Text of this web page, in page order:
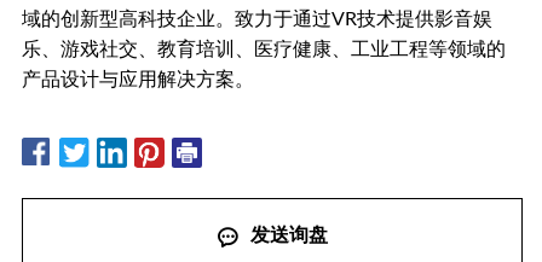
域的创新型高科技企业。致力于通过VR技术提供影音娱
乐、游戏社交、教育培训、医疗健康、工业工程等领域的
产品设计与应用解决方案。
发送询盘